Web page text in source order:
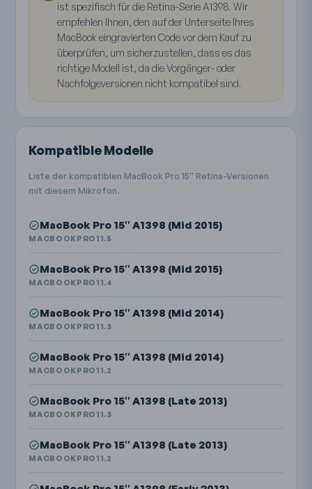
ist spezifisch für die Retina-Serie A1398. Wir
empfehlen Ihnen, den auf der Unterseite Ihres
MacBook eingravierten Code vor dem Kauf zu
überprüfen, um sicherzustellen, dass es das
richtige Modell ist, da die Vorgänger- oder
Nachfolgeversionen nicht kompatibel sind.
Kompatible Modelle
Liste der kompatiblen MacBook Pro 15″ Retina-Versionen
mit diesem Mikrofon.
MacBook Pro 15″ A1398 (Mid 2015)
MACBOOKPRO11.5
MacBook Pro 15″ A1398 (Mid 2015)
MACBOOKPRO11.4
MacBook Pro 15″ A1398 (Mid 2014)
MACBOOKPRO11.3
MacBook Pro 15″ A1398 (Mid 2014)
MACBOOKPRO11.2
MacBook Pro 15″ A1398 (Late 2013)
MACBOOKPRO11.3
MacBook Pro 15″ A1398 (Late 2013)
MACBOOKPRO11.2